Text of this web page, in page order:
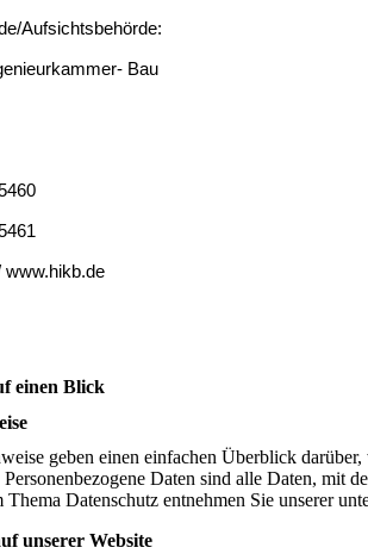
Aufsichtsbehörde:
Bau
www.hikb.de
einen Blick
geben einen einfachen Überblick
Personenbezogene Daten sind alle Daten, mit
Datenschutz entnehmen Sie unserer
unserer Website